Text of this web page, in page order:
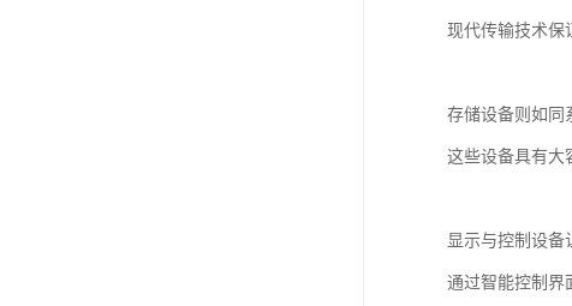
现代传输技术保
存储设备则如同
这些设备具有大
显示与控制设备
通过智能控制界